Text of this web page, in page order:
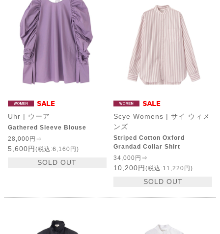
Uhr | ウーア
Gathered Sleeve Blouse
28,000円⇒
5,600円 (税込:6,160円)
SOLD OUT
Scye Womens | サイ ウィメ
ンズ
Striped Cotton Oxford
Grandad Collar Shirt
34,000円⇒
10,200円 (税込:11,220円)
SOLD OUT